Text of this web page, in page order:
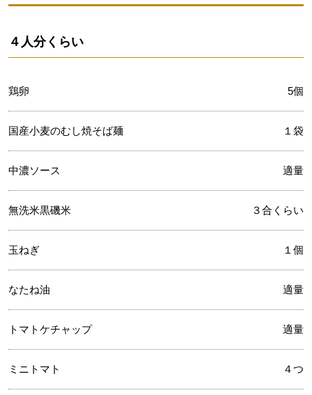
４人分くらい
鶏卵 5個
国産小麦のむし焼そば麺 １袋
中濃ソース 適量
無洗米黒磯米 ３合くらい
玉ねぎ １個
なたね油 適量
トマトケチャップ 適量
ミニトマト ４つ